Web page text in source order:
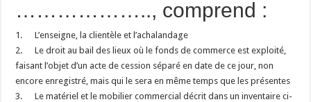
……………….., comprend :
1. L’enseigne, la clientèle et l’achalandage
2. Le droit au bail des lieux où le fonds de commerce est exploité,
faisant l’objet d’un acte de cession séparé en date de ce jour, non
encore enregistré, mais qui le sera en même temps que les présentes
3. Le matériel et le mobilier commercial décrit dans un inventaire ci-